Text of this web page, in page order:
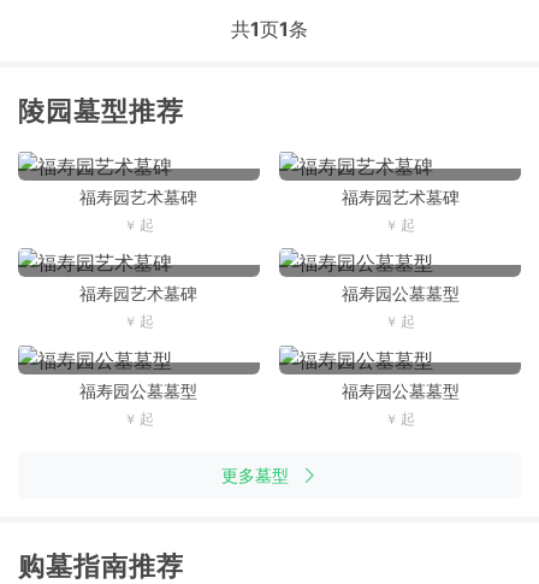
共1页1条
陵园墓型推荐
福寿园艺术墓碑 福寿园艺术墓碑
福寿园艺术墓碑 福寿园公墓墓型
福寿园公墓墓型 福寿园公墓墓型
更多墓型
购墓指南推荐